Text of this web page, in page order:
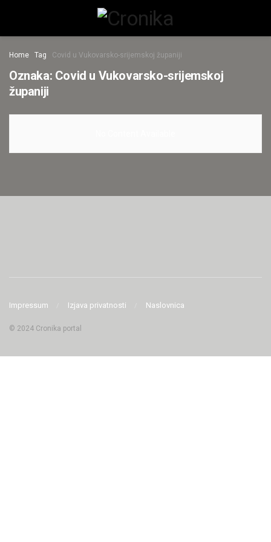
Home Tag Covid u Vukovarsko-srijemskoj županiji
Oznaka: Covid u Vukovarsko-srijemskoj
županiji
Impressum Izjava privatnosti Naslovnica
© 2024 Cronika portal